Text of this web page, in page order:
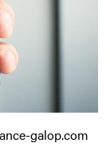
galop.com